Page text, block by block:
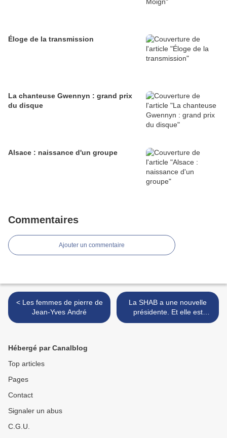
Éloge de la transmission
La chanteuse Gwennyn : grand prix
du disque
Alsace : naissance d'un groupe
Commentaires
Ajouter un commentaire
< Les femmes de pierre de
Jean-Yves André
La SHAB a une nouvelle
présidente. Et elle est
Brestoise. >
Hébergé par Canalblog
Top articles
Pages
Contact
Signaler un abus
C.G.U.